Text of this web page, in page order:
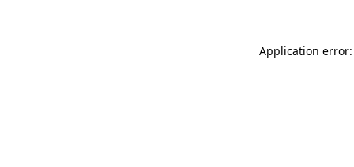
Application